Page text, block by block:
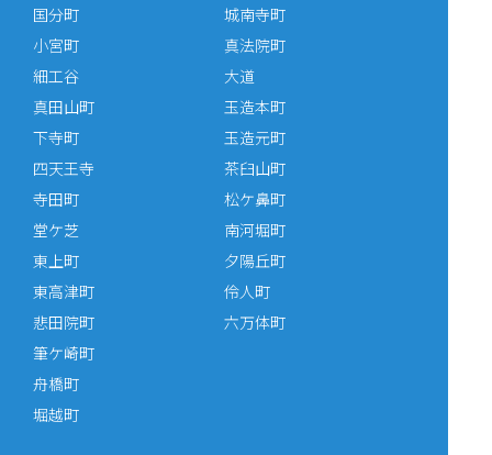
国分町
小宮町
細工谷
真田山町
下寺町
四天王寺
城南寺町
真法院町
大道
玉造本町
玉造元町
茶臼山町
寺田町
堂ケ芝
東上町
東高津町
悲田院町
筆ケ崎町
舟橋町
堀越町
松ケ鼻町
南河堀町
夕陽丘町
伶人町
六万体町